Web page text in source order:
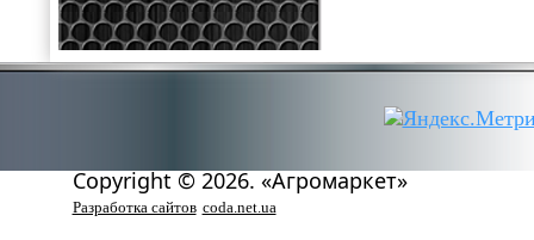
Copyright © 2026. «Агромаркет»
Разработка сайтов coda.net.ua